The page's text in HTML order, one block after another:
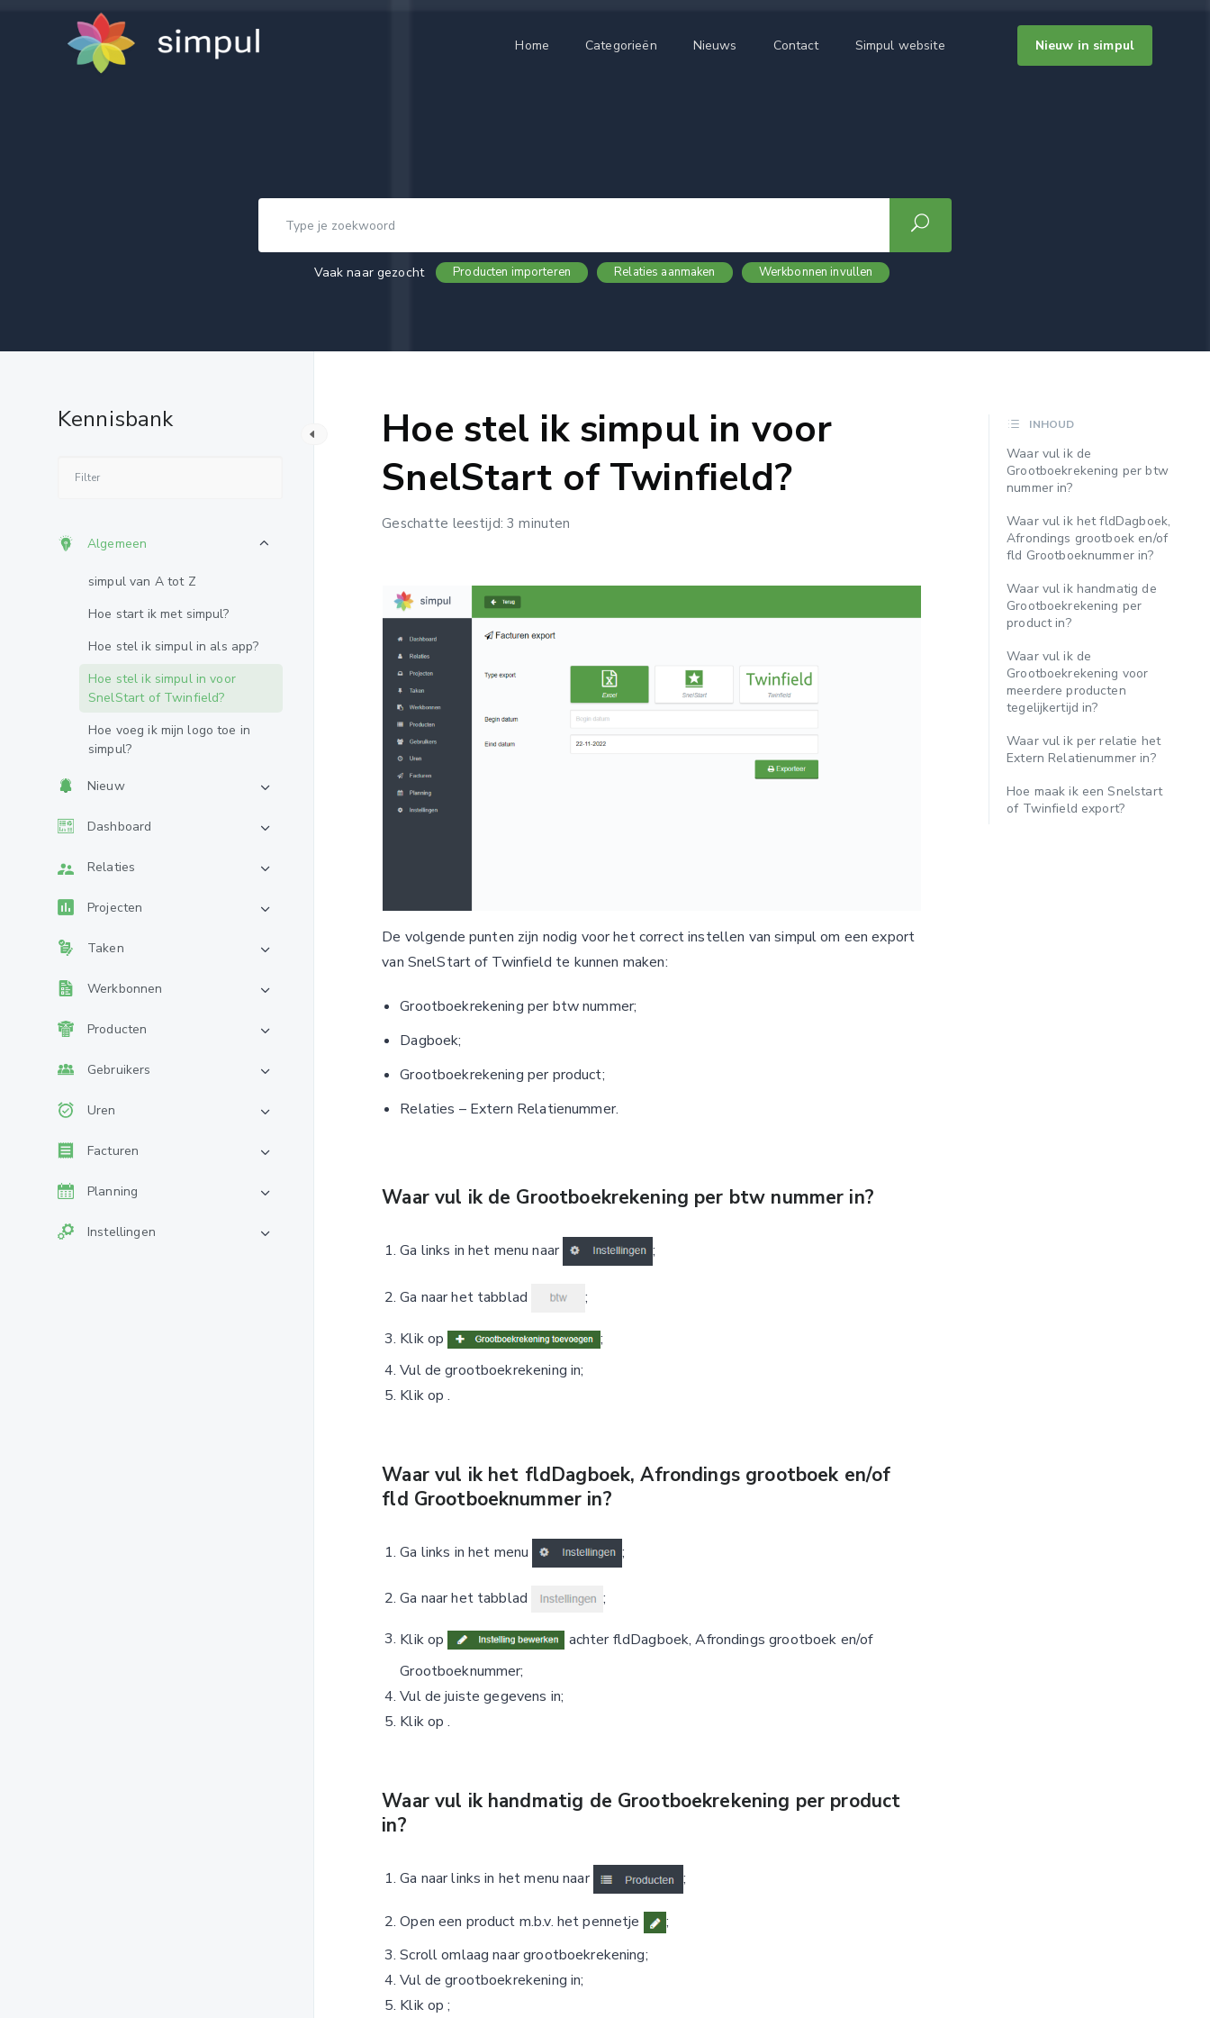
Home Categorieën Nieuws Contact Simpul website Nieuw in simpul
Vaak naar gezocht Producten importeren Relaties aanmaken Werkbonnen invullen
Kennisbank
Algemeen
simpul van A tot Z
Hoe start ik met simpul?
Hoe stel ik simpul in als app?
Hoe stel ik simpul in voor
SnelStart of Twinfield?
Hoe voeg ik mijn logo toe in
simpul?
Nieuw
Dashboard
Relaties
Projecten
Taken
Werkbonnen
Producten
Gebruikers
Uren
Facturen
Planning
Instellingen
Hoe stel ik simpul in voor
SnelStart of Twinfield?
Geschatte leestijd: 3 minuten
De volgende punten zijn nodig voor het correct instellen van simpul om een export
van SnelStart of Twinfield te kunnen maken:
Grootboekrekening per btw nummer;
Dagboek;
Grootboekrekening per product;
Relaties – Extern Relatienummer.
Waar vul ik de Grootboekrekening per btw nummer in?
Ga links in het menu naar ;
Ga naar het tabblad ;
Klik op
;
Vul de grootboekrekening in;
Klik op.
Waar vul ik het fldDagboek, Afrondings grootboek en/of
fld Grootboeknummer in?
Ga links in het menu ;
Ga naar het tabblad ;
Klik op
achter fldDagboek, Afrondings grootboek en/of
Grootboeknummer;
Vul de juiste gegevens in;
Klik op.
Waar vul ik handmatig de Grootboekrekening per product
in?
Ga naar links in het menu naar ;
Open een product m.b.v. het pennetje
;
Scroll omlaag naar grootboekrekening;
Vul de grootboekrekening in;
Klik op;
INHOUD
Waar vul ik de
Grootboekrekening per btw
nummer in?
Waar vul ik het fldDagboek,
Afrondings grootboek en/of
fld Grootboeknummer in?
Waar vul ik handmatig de
Grootboekrekening per
product in?
Waar vul ik de
Grootboekrekening voor
meerdere producten
tegelijkertijd in?
Waar vul ik per relatie het
Extern Relatienummer in?
Hoe maak ik een Snelstart
of Twinfield export?